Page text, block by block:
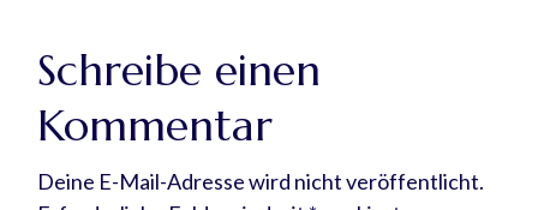
Schreibe einen
Kommentar
Deine E-Mail-Adresse wird nicht veröffentlicht.